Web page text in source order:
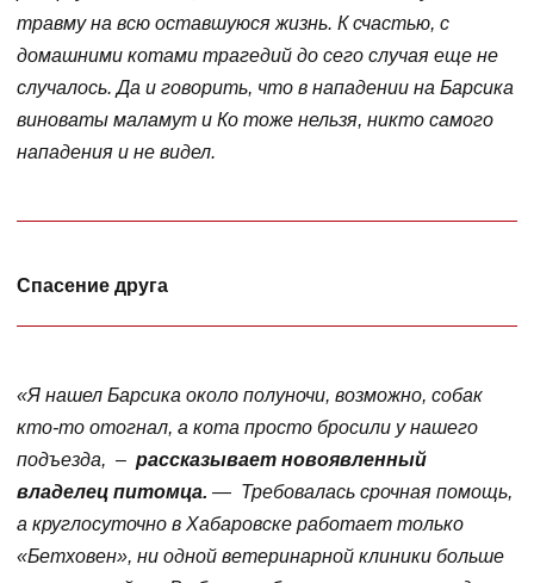
травму на всю оставшуюся жизнь. К счастью, с
домашними котами трагедий до сего случая еще не
случалось. Да и говорить, что в нападении на Барсика
виноваты маламут и Ко тоже нельзя, никто самого
нападения и не видел.
Спасение друга
«Я нашел Барсика около полуночи, возможно, собак
кто-то отогнал, а кота просто бросили у нашего
подъезда, – рассказывает новоявленный
владелец питомца. — Требовалась срочная помощь,
а круглосуточно в Хабаровске работает только
«Бетховен», ни одной ветеринарной клиники больше